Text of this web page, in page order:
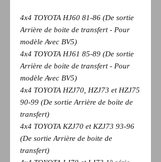
4x4 TOYOTA HJ60 81-86 (De sortie
Arrière de boite de transfert - Pour
modèle Avec BV5)
4x4 TOYOTA HJ61 85-89 (De sortie
Arrière de boite de transfert - Pour
modèle Avec BV5)
4x4 TOYOTA HZJ70, HZJ73 et HZJ75
90-99 (De sortie Arrière de boite de
transfert)
4x4 TOYOTA KZJ70 et KZJ73 93-96
(De sortie Arrière de boite de
transfert)